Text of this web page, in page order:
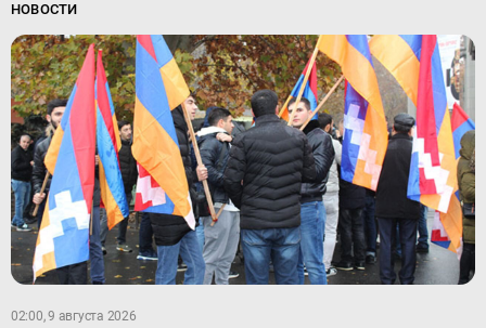
НОВОСТИ
02:00, 9 августа 2026